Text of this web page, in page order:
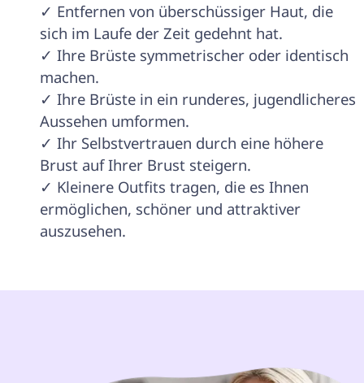
✓ Entfernen von überschüssiger Haut, die
sich im Laufe der Zeit gedehnt hat.
✓ Ihre Brüste symmetrischer oder identisch
machen.
✓ Ihre Brüste in ein runderes, jugendlicheres
Aussehen umformen.
✓ Ihr Selbstvertrauen durch eine höhere
Brust auf Ihrer Brust steigern.
✓ Kleinere Outfits tragen, die es Ihnen
ermöglichen, schöner und attraktiver